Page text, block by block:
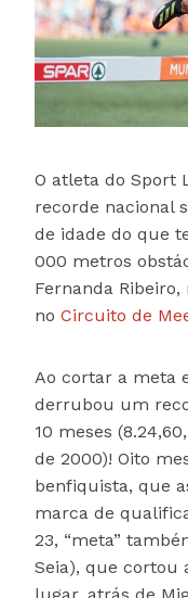
O atleta do Sport
recorde nacional
de idade do que
000 metros
Fernanda
no Circuito de
Ao cortar a meta
derrubou um
10 meses
de 2000)! Oito
benfiquista, que
marca de
23, “meta”
Seia), que cortou